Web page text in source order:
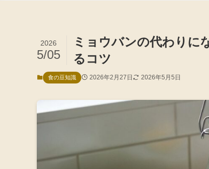
ミョウバンの代わりに
るコツ
2026
5/05
食の豆知識 2026年2月27日 2026年5月5日